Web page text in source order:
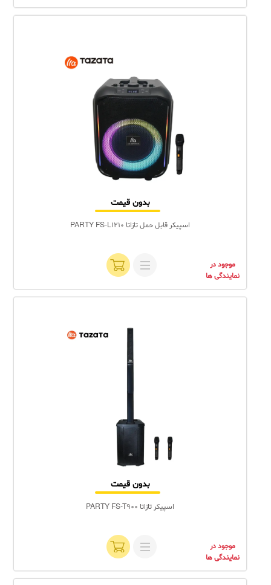
بدون قیمت
اسپیکر قابل حمل تازاتا PARTY FS-L1210
موجود در
نمایندگی ها
بدون قیمت
اسپیکر تازاتا PARTY FS-T900
موجود در
نمایندگی ها